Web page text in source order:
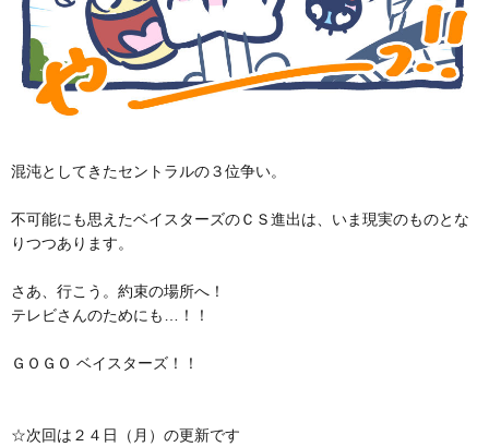
混沌としてきたセントラルの３位争い。
不可能にも思えたベイスターズのＣＳ進出は、いま現実のものとな
りつつあります。
さあ、行こう。約束の場所へ！
テレビさんのためにも…！！
ＧＯＧＯ ベイスターズ！！
☆次回は２４日（月）の更新です